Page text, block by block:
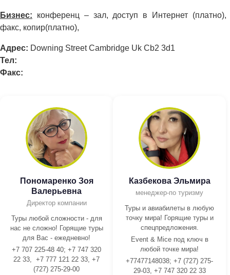
Бизнес: конференц – зал, доступ в Интернет (платно),
факс, копир(платно),
Адрес: Downing Street Cambridge Uk Cb2 3d1
Тел:
Факс:
Пономаренко Зоя
Валерьевна
Директор компании
Туры любой сложности - для
нас не сложно! Горящие туры
для Вас - ежедневно!
+7 707 225-48 40; +7 747 320
22 33, +7 777 121 22 33, +7
(727) 275-29-00
Казбекова Эльмира
менеджер-по туризму
Туры и авиабилеты в любую
точку мира! Горящие туры и
спецпредложения.
Event & Mice под ключ в
любой точке мира!
+77477148038; +7 (727) 275-
29-03, +7 747 320 22 33